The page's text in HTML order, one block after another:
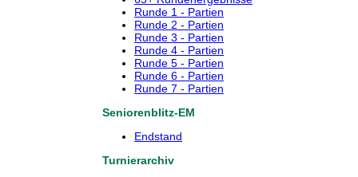
Runde 1 - Partien
Runde 2 - Partien
Runde 3 - Partien
Runde 4 - Partien
Runde 5 - Partien
Runde 6 - Partien
Runde 7 - Partien
Seniorenblitz-EM
Endstand
Turnierarchiv